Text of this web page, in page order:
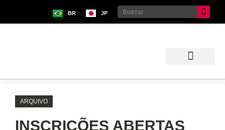
BR JP
ARQUIVO
INSCRIÇÕES ABERTAS